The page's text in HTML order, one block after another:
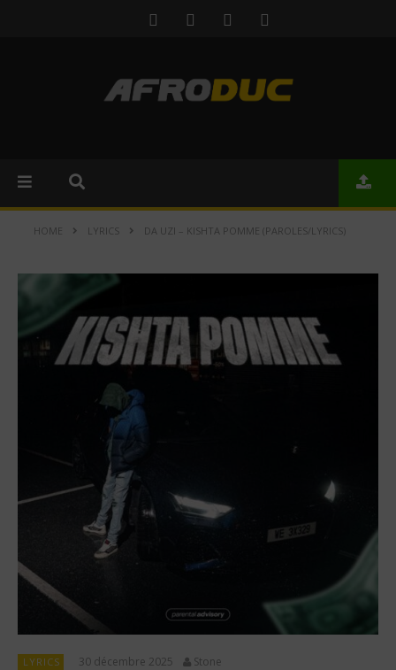
HOME LYRICS DA UZI – KISHTA POMME (PAROLES/LYRICS)
LYRICS 30 décembre 2025 Stone